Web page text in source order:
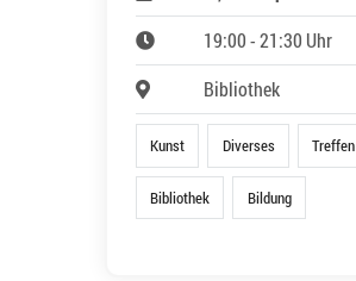
19:00 - 21:30 Uhr
Bibliothek
Kunst Diverses Treffen
Bibliothek Bildung